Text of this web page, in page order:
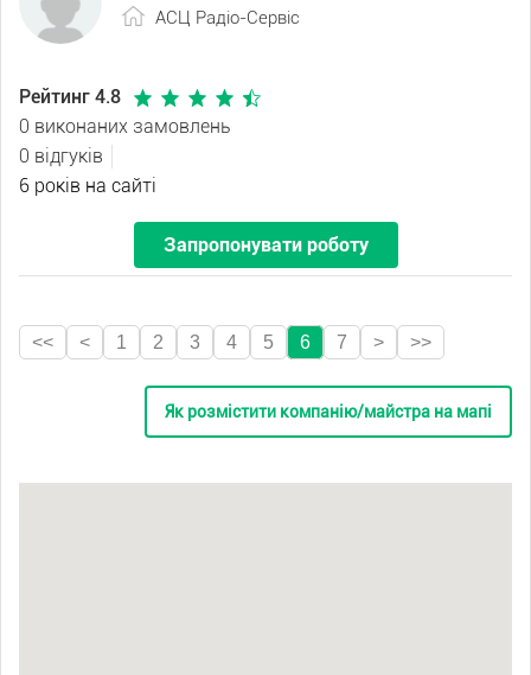
АСЦ Радіо-Сервіс
Рейтинг 4.8
0 виконаних замовлень
0 відгуків
6 років на сайті
Запропонувати роботу
<< < 1 2 3 4 5 6 7 > >>
Як розмістити компанію/майстра на мапі